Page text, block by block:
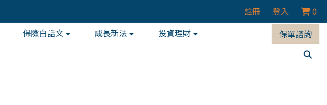
註冊 登入
0
保險白話文 成長新法 投資理財
保單諮詢